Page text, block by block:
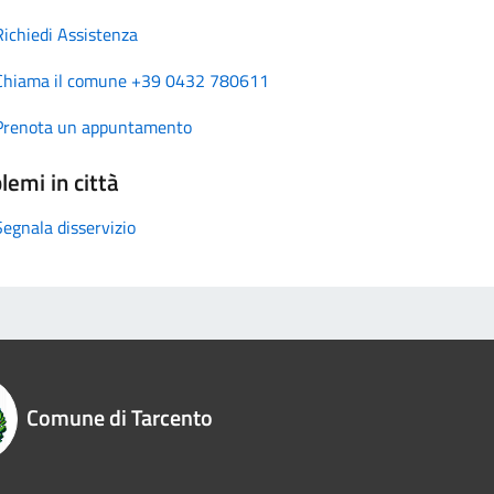
Assistenza
il comune +39 0432 780611
un appuntamento
in città
disservizio
Comune di Tarcento